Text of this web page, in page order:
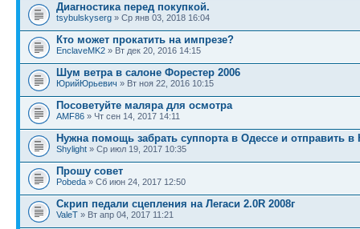
Диагностика перед покупкой.
tsybulskyserg » Ср янв 03, 2018 16:04
Кто может прокатить на импрезе?
EnclaveMK2 » Вт дек 20, 2016 14:15
Шум ветра в салоне Форестер 2006
ЮрийЮрьевич » Вт ноя 22, 2016 10:15
Посоветуйте маляра для осмотра
AMF86 » Чт сен 14, 2017 14:11
Нужна помощь забрать суппорта в Одессе и отправить в
Shylight » Ср июл 19, 2017 10:35
Прошу совет
Pobeda » Сб июн 24, 2017 12:50
Скрип педали сцепления на Легаси 2.0R 2008г
ValeT » Вт апр 04, 2017 11:21